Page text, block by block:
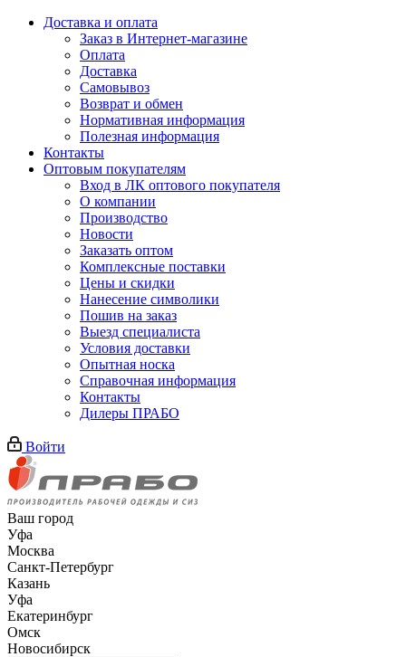
Доставка и оплата
Заказ в Интернет-магазине
Оплата
Доставка
Самовывоз
Возврат и обмен
Нормативная информация
Полезная информация
Контакты
Оптовым покупателям
Вход в ЛК оптового покупателя
О компании
Производство
Новости
Заказать оптом
Комплексные поставки
Цены и скидки
Нанесение символики
Пошив на заказ
Выезд специалиста
Условия доставки
Опытная носка
Справочная информация
Контакты
Дилеры ПРАБО
Войти
Ваш город
Уфа
Москва
Санкт-Петербург
Казань
Уфа
Екатеринбург
Омск
Новосибирск